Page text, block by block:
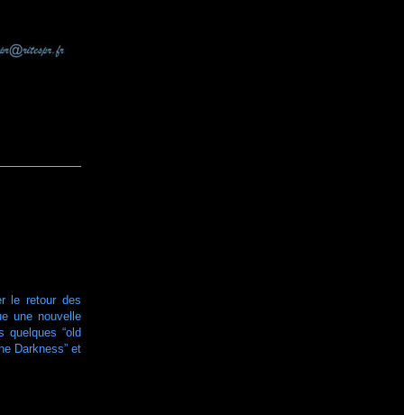
le retour des
une nouvelle
“old
Darkness” et